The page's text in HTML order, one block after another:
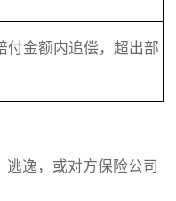
付金额内追偿，超出部
逃逸，或对方保险公司